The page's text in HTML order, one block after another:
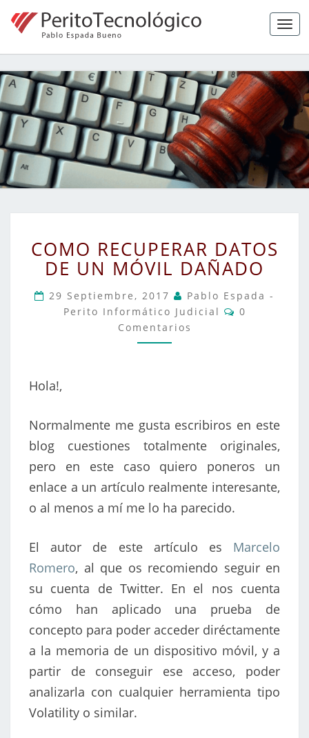
Peritaje
Forense,
Ciberseguridad
Y Hacking Ético
RECUPERAR
DATOS
UN
MÓVIL
DAÑADO
COMO RECUPERAR DATOS
DE UN MÓVIL DAÑADO
29 Septiembre, 2017
Pablo Espada -
Perito Informático Judicial
Comentarios
0
Comentarios
Hola!,
Normalmente me gusta escribiros en este
blog cuestiones totalmente originales,
pero en este caso quiero poneros un
enlace a un artículo realmente interesante,
o al menos a mí me lo ha parecido.
El autor de este artículo es Marcelo
Romero, al que os recomiendo seguir en
su cuenta de Twitter. En el nos cuenta
cómo han aplicado una prueba de
concepto para poder acceder diréctamente
a la memoria de un dispositivo móvil, y a
partir de conseguir ese acceso, poder
analizarla con cualquier herramienta tipo
Volatility o similar.